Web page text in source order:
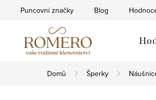
Puncovní značky Blog
Domů Šperky